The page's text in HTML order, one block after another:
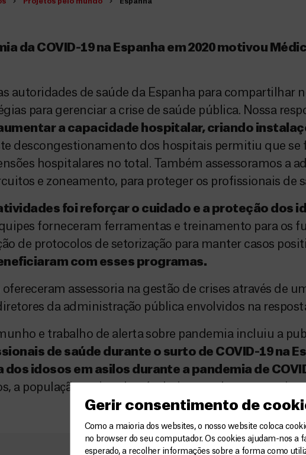
Gerir consentimento de
Como a maioria dos websites, o nosso website coloca
no browser do seu computador. Os cookies ajudam-nos a
esperado, a recolher informações sobre a forma como
da COVID-19 na Espanha em 2020 motivou
autoridades de saúde da Espanha para compartilhar
para gerenciar a crise de saúde pública. Nossa
a capacidade hospitalar, criando
descongestionamento dos hospitais permitiu que
hospitalares no total. Também assessoramos a
e zoneamento, para proteger os profissionais de
foi reforçar o cuidado e a proteção dos
forneceram ferramentas e treinamento para os
de protocolos de setorização para manter casos
com esses programas.
assessoria na gestão de crises através de
da administração pública envolvidos na
e trabalho de alerta sobre pandemia incluiu a
de saúde durante o surto de COVID-19 na
idosos em asilos durante a pandemia de
a população mais vulnerável, viveram durante os